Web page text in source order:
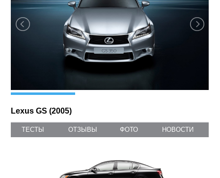
ОТЗЫВЫ ФОТО НОВОСТИ